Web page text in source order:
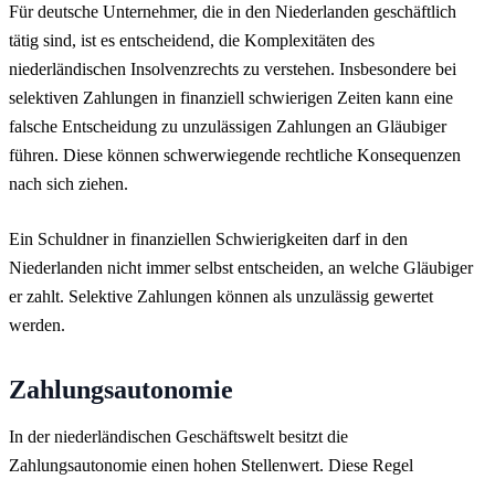
Für deutsche Unternehmer, die in den Niederlanden geschäftlich
tätig sind, ist es entscheidend, die Komplexitäten des
niederländischen Insolvenzrechts zu verstehen. Insbesondere bei
selektiven Zahlungen in finanziell schwierigen Zeiten kann eine
falsche Entscheidung zu unzulässigen Zahlungen an Gläubiger
führen. Diese können schwerwiegende rechtliche Konsequenzen
nach sich ziehen.
Ein Schuldner in finanziellen Schwierigkeiten darf in den
Niederlanden nicht immerselbst entscheiden, an welche Gläubiger
er zahlt. Selektive Zahlungen können als unzulässig gewertet
werden.
Zahlungsautonomie
In der niederländischen Geschäftswelt besitzt die
Zahlungsautonomie einen hohen Stellenwert. Diese Regel